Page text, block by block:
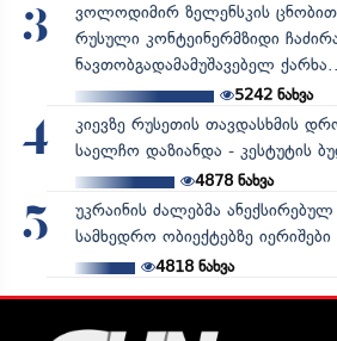
3
ვოლოდიმირ ზელენსკის
რუსული კონტეინერმზიდი
ნავთობგადამამუშავებელ
5242ნახვა
4
კიევზე რუსეთის თავდასხმის
საელჩო დაზიანდა - კესტუტის
4878ნახვა
5
უკრაინის ძალებმა
სამხედრო ობიექტებზე იერიშები
4818ნახვა